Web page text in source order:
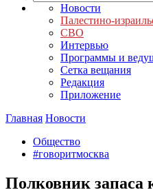
Новости
Палестино-
СВО
Интервью
Программы и
Сетка вещания
Редакция
Приложение
Главная Новости
Общество
#говоритмосква
Полковник запаса